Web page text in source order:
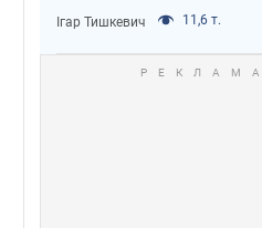
Ігар Тишкевич 11,6 т.